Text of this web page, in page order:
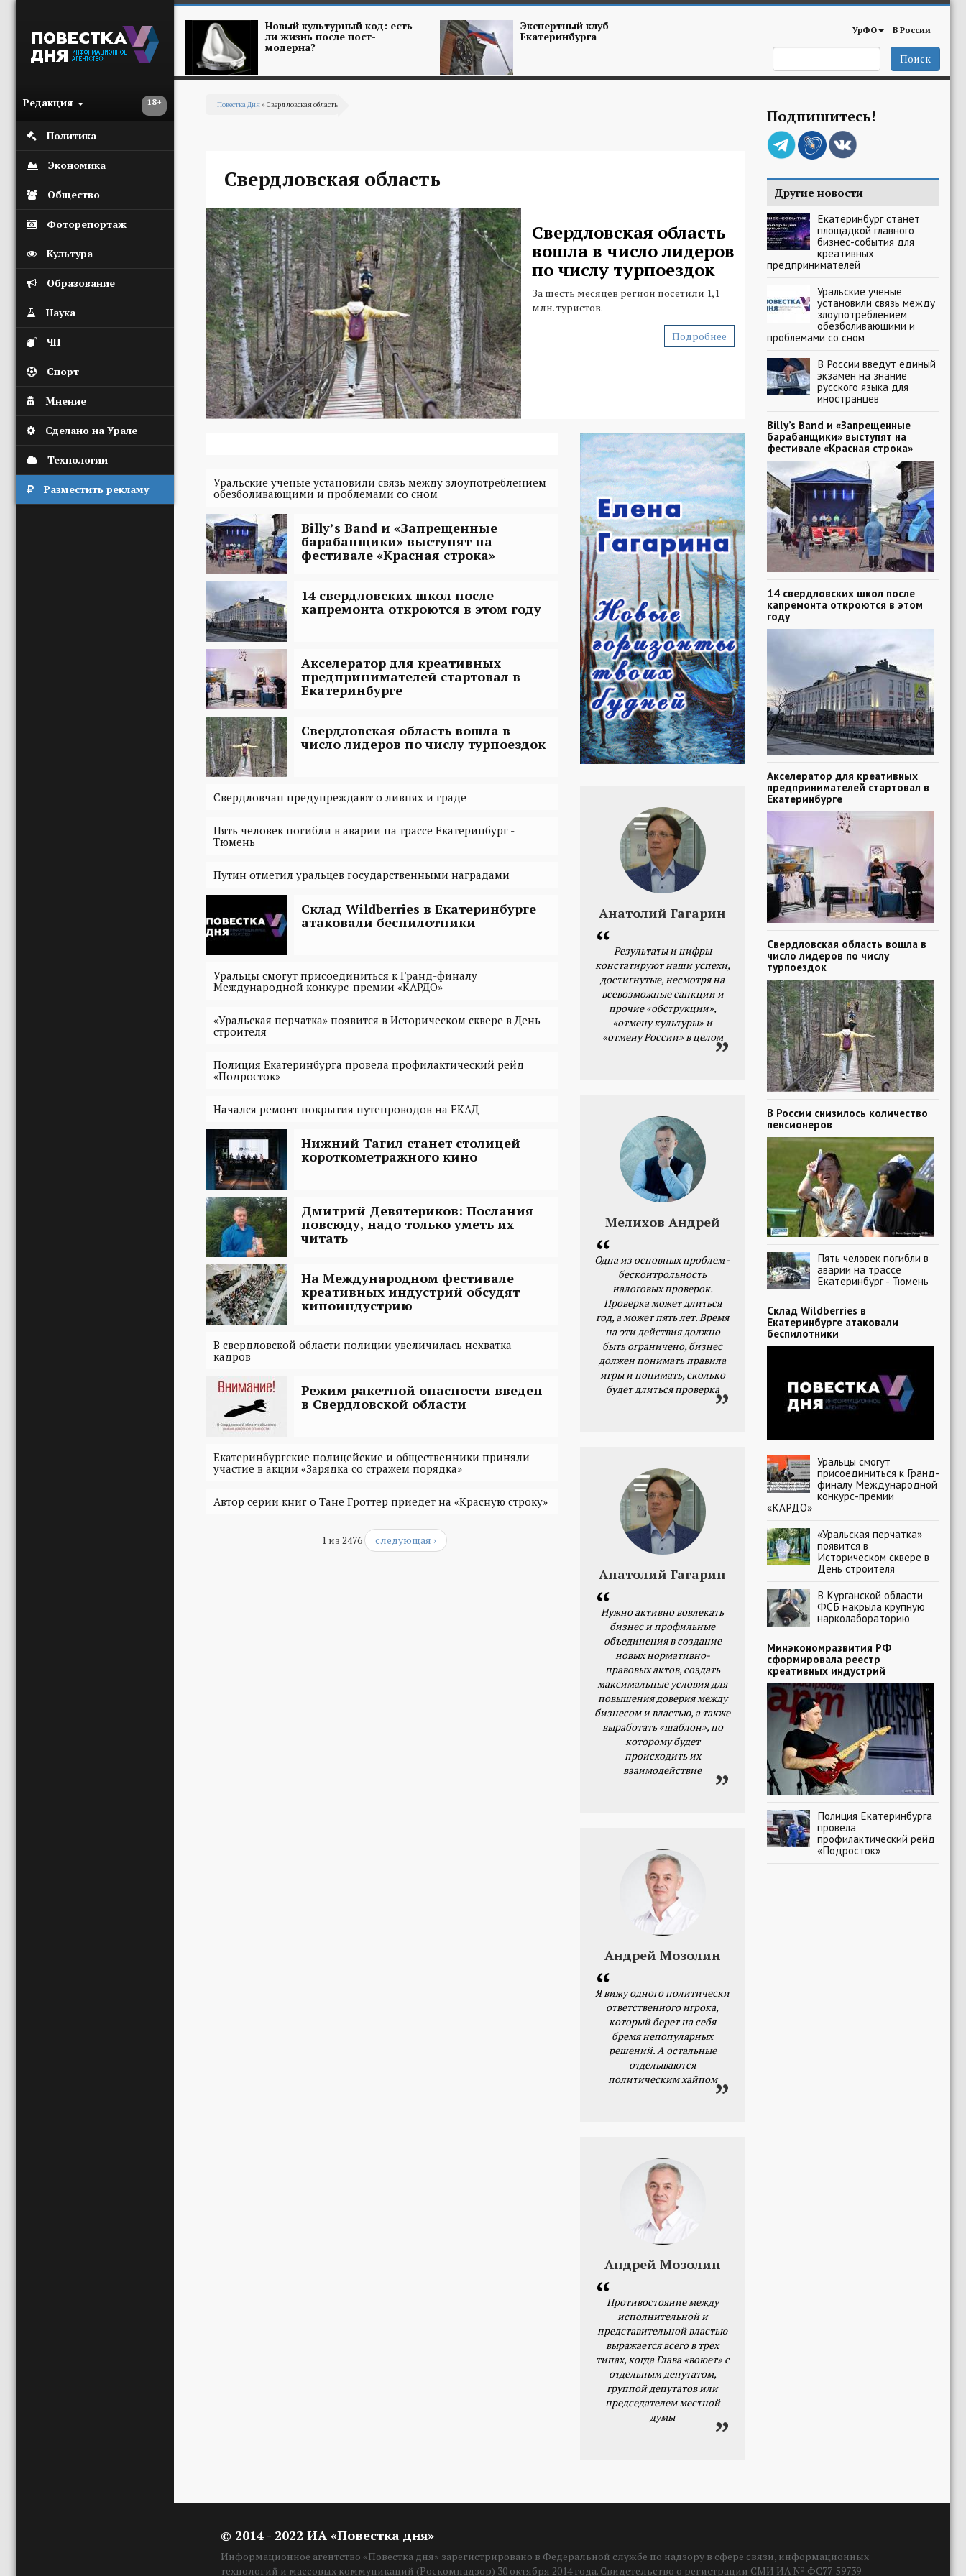
18+
Редакция
Политика
Экономика
Общество
Фоторепортаж
Культура
Образование
Наука
ЧП
Спорт
Мнение
Сделано на Урале
Технологии
Разместить рекламу
Новый культурный код: есть
ли жизнь после пост-
модерна?
Экспертный клуб
Екатеринбурга УрФО В России
Поиск
Повестка Дня» Свердловская область
Свердловская область
Свердловская область
вошла в число лидеров
по числу турпоездок
За шесть месяцев регион посетили 1,1
млн. туристов.
Подробнее
Уральские ученые установили связь между злоупотреблением
обезболивающими и проблемами со сном
Billy’s Band и «Запрещенные
барабанщики» выступят на
фестивале «Красная строка»
14 свердловских школ после
капремонта откроются в этом году
Акселератор для креативных
предпринимателей стартовал в
Екатеринбурге
Свердловская область вошла в
число лидеров по числу турпоездок
Свердловчан предупреждают о ливнях и граде
Пять человек погибли в аварии на трассе Екатеринбург -
Тюмень
Путин отметил уральцев государственными наградами
Склад Wildberries в Екатеринбурге
атаковали беспилотники
Уральцы смогут присоединиться к Гранд-финалу
Международной конкурс-премии «КАРДО»
«Уральская перчатка» появится в Историческом сквере в День
строителя
Полиция Екатеринбурга провела профилактический рейд
«Подросток»
Начался ремонт покрытия путепроводов на ЕКАД
Нижний Тагил станет столицей
короткометражного кино
Дмитрий Девятериков: Послания
повсюду, надо только уметь их
читать
На Международном фестивале
креативных индустрий обсудят
киноиндустрию
В свердловской области полиции увеличилась нехватка
кадров
Режим ракетной опасности введен
в Свердловской области
Екатеринбургские полицейские и общественники приняли
участие в акции «Зарядка со стражем порядка»
Автор серии книг о Тане Гроттер приедет на «Красную строку»
1 из 2476 следующая ›
Анатолий Гагарин
Результаты и цифры
констатируют наши успехи,
достигнутые, несмотря на
всевозможные санкции и
прочие «обструкции»,
«отмену культуры» и
«отмену России» в целом
Мелихов Андрей
Одна из основных проблем -
бесконтрольность
налоговых проверок.
Проверка может длиться
год, а может пять лет. Время
на эти действия должно
быть ограничено, бизнес
должен понимать правила
игры и понимать, сколько
будет длиться проверка
Анатолий Гагарин
Нужно активно вовлекать
бизнес и профильные
объединения в создание
новых нормативно-
правовых актов, создать
максимальные условия для
повышения доверия между
бизнесом и властью, а также
выработать «шаблон», по
которому будет
происходить их
взаимодействие
Андрей Мозолин
Я вижу одного политически
ответственного игрока,
который берет на себя
бремя непопулярных
решений. А остальные
отделываются
политическим хайпом
Андрей Мозолин
Противостояние между
исполнительной и
представительной властью
выражается всего в трех
типах, когда Глава «воюет» с
отдельным депутатом,
группой депутатов или
председателем местной
думы
Подпишитесь!
Другие новости
Екатеринбург станет
площадкой главного
бизнес-события для
креативных
предпринимателей
Уральские ученые
установили связь между
злоупотреблением
обезболивающими и
проблемами со сном
В России введут единый
экзамен на знание
русского языка для
иностранцев
Billy’s Band и «Запрещенные
барабанщики» выступят на
фестивале «Красная строка»
14 свердловских школ после
капремонта откроются в этом
году
Акселератор для креативных
предпринимателей стартовал в
Екатеринбурге
Свердловская область вошла в
число лидеров по числу
турпоездок
В России снизилось количество
пенсионеров
Пять человек погибли в
аварии на трассе
Екатеринбург - Тюмень
Склад Wildberries в
Екатеринбурге атаковали
беспилотники
Уральцы смогут
присоединиться к Гранд-
финалу Международной
конкурс-премии
«КАРДО»
«Уральская перчатка»
появится в
Историческом сквере в
День строителя
В Курганской области
ФСБ накрыла крупную
нарколабораторию
Минэкономразвития РФ
сформировала реестр
креативных индустрий
Полиция Екатеринбурга
провела
профилактический рейд
«Подросток»
© 2014 - 2022 ИА «Повестка дня»
Информационное агентство «Повестка дня» зарегистрировано в Федеральной службе по надзору в сфере связи, информационных
технологий и массовых коммуникаций (Роскомнадзор) 30 октября 2014 года. Свидетельство о регистрации СМИ ИА № ФС77-59739